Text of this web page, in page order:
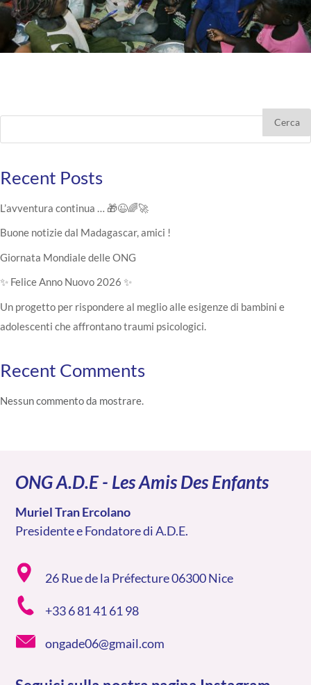
Cerca
Recent Posts
L’avventura continua … 🎁😉🌈🚀
Buone notizie dal Madagascar, amici !
Giornata Mondiale delle ONG
✨ Felice Anno Nuovo 2026 ✨
Un progetto per rispondere al meglio alle esigenze di bambini e
adolescenti che affrontano traumi psicologici.
Recent Comments
Nessun commento da mostrare.
ONG A.D.E - Les Amis Des Enfants
Muriel Tran Ercolano
Presidente e Fondatore di A.D.E.
26 Rue de la Préfecture 06300 Nice
+33 6 81 41 61 98
ongade06@gmail.com